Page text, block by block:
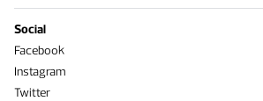
Social
Facebook
Instagram
Twitter